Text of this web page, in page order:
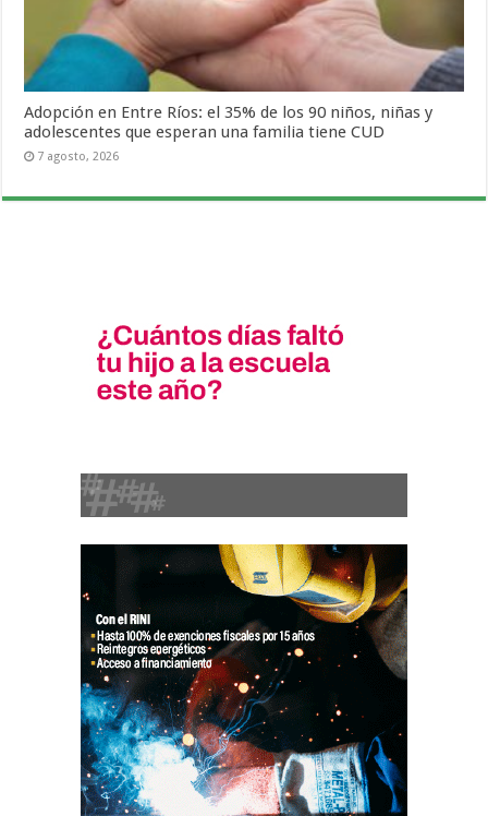
Adopción en Entre Ríos: el 35% de los 90 niños, niñas y
adolescentes que esperan una familia tiene CUD
7 agosto, 2026